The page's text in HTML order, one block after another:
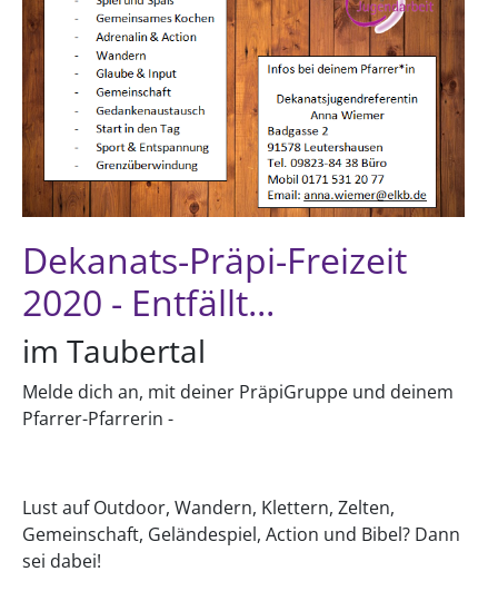
Dekanats-Präpi-Freizeit
2020 - Entfällt...
im Taubertal
Melde dich an, mit deiner PräpiGruppe und deinem
Pfarrer-Pfarrerin -
Lust auf Outdoor, Wandern, Klettern, Zelten,
Gemeinschaft, Geländespiel, Action und Bibel? Dann
sei dabei!